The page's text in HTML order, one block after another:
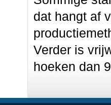
dat hangt af
Verder is
hoeken dan